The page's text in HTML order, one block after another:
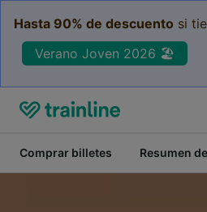
Hasta 90% de descuento si
Verano Joven 2026 🏖️
Comprar billetes Resumen